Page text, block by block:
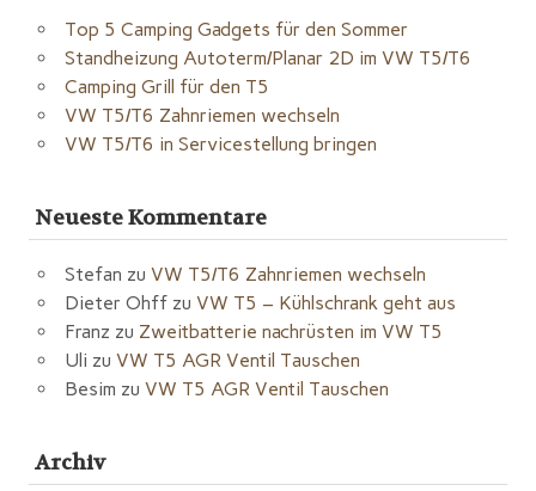
Top 5 Camping Gadgets für den Sommer
Standheizung Autoterm/Planar 2D im VW T5/T6
Camping Grill für den T5
VW T5/T6 Zahnriemen wechseln
VW T5/T6 in Servicestellung bringen
Neueste Kommentare
Stefan zu VW T5/T6 Zahnriemen wechseln
Dieter Ohff zu VW T5 – Kühlschrank geht aus
Franz zu Zweitbatterie nachrüsten im VW T5
Uli zu VW T5 AGR Ventil Tauschen
Besim zu VW T5 AGR Ventil Tauschen
Archiv